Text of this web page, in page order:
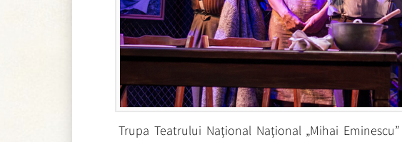
Trupa Teatrului Naţional Naţional „Mihai